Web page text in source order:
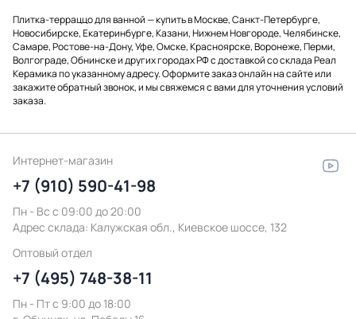
Плитка-терраццо для ванной — купить в Москве, Санкт-Петербурге,
Новосибирске, Екатеринбурге, Казани, Нижнем Новгороде, Челябинске,
Самаре, Ростове-на-Дону, Уфе, Омске, Красноярске, Воронеже, Перми,
Волгограде, Обнинске и других городах РФ с доставкой со склада Реал
Керамика по указанному адресу. Оформите заказ онлайн на сайте или
закажите обратный звонок, и мы свяжемся с вами для уточнения условий
заказа.
Интернет-магазин
+7 (910) 590-41-98
Пн - Вс с 09:00 до 20:00
Адрес склада: Калужская обл., Киевское шоссе, 132
Оптовый отдел
+7 (495) 748-38-11
Пн - Пт c 9:00 до 18:00